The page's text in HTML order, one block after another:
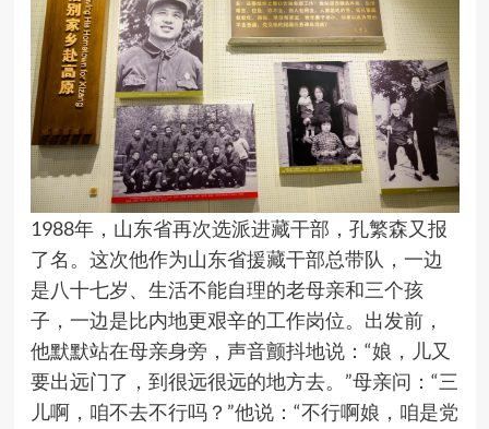
1988年，山东省再次选派进藏干部，孔繁森又报
了名。这次他作为山东省援藏干部总带队，一边
是八十七岁、生活不能自理的老母亲和三个孩
子，一边是比内地更艰辛的工作岗位。出发前，
他默默站在母亲身旁，声音颤抖地说： “娘，儿又
要出远门了，到很远很远的地方去。 ”母亲问： “三
儿啊，咱不去不行吗？ ”他说： “不行啊娘，咱是党